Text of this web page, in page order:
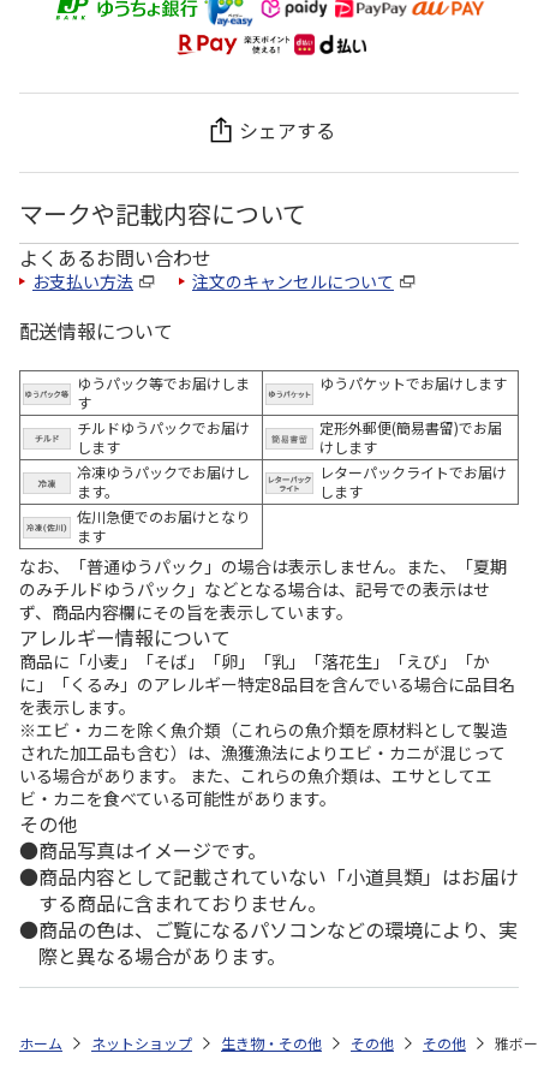
シェアする
マークや記載内容について
よくあるお問い合わせ
お支払い方法 注文のキャンセルについて
配送情報について
ゆうパック等でお届けしま
す
ゆうパケットでお届けします
チルドゆうパックでお届け
します
定形外郵便(簡易書留)でお届
けします
冷凍ゆうパックでお届けし
ます。
レターパックライトでお届け
します
佐川急便でのお届けとなり
ます
なお、「普通ゆうパック」の場合は表示しません。また、「夏期
のみチルドゆうパック」などとなる場合は、記号での表示はせ
ず、商品内容欄にその旨を表示しています。
アレルギー情報について
商品に「小麦」「そば」「卵」「乳」「落花生」「えび」「か
に」「くるみ」のアレルギー特定8品目を含んでいる場合に品目名
を表示します。
※エビ・カニを除く魚介類（これらの魚介類を原材料として製造
された加工品も含む）は、漁獲漁法によりエビ・カニが混じって
いる場合があります。 また、これらの魚介類は、エサとしてエ
ビ・カニを食べている可能性があります。
その他
商品写真はイメージです。
商品内容として記載されていない「小道具類」はお届け
する商品に含まれておりません。
商品の色は、ご覧になるパソコンなどの環境により、実
際と異なる場合があります。
ホーム ネットショップ 生き物・その他 その他 その他 雅ボ